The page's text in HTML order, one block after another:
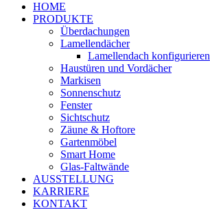
HÖRNER
Fenster,
Wintergärten
HOME
PRODUKTE
Überdachungen
Lamellendächer
Lamellendach konfigurieren
Haustüren und Vordächer
Markisen
Sonnenschutz
Fenster
Sichtschutz
Zäune & Hoftore
Gartenmöbel
Smart Home
Glas-Faltwände
AUSSTELLUNG
KARRIERE
KONTAKT